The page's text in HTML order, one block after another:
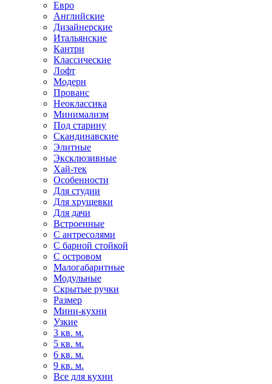
Евро
Английские
Дизайнерские
Итальянские
Кантри
Классические
Лофт
Модерн
Прованс
Неоклассика
Минимализм
Под старину
Скандинавские
Элитные
Эксклюзивные
Хай-тек
Особенности
Для студии
Для хрущевки
Для дачи
Встроенные
С антресолями
С барной стойкой
С островом
Малогабаритные
Модульные
Скрытые ручки
Размер
Мини-кухни
Узкие
3 кв. м.
5 кв. м.
6 кв. м.
9 кв. м.
Все для кухни